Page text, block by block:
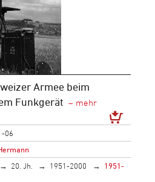
Armee beim
Funkgerät
06
20. Jh. 1951-2000
1951-